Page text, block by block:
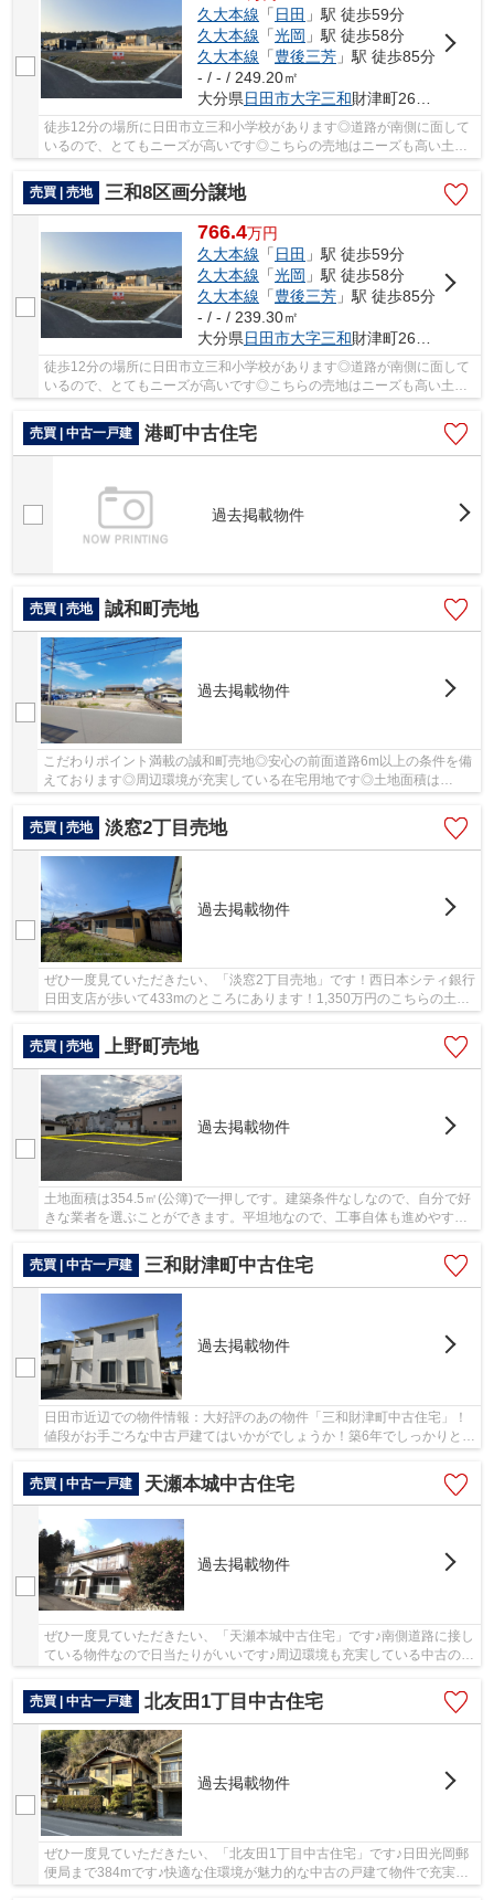
久大本線 「日田 」駅 徒歩59分
久大本線 「光岡 」駅 徒歩58分
久大本線 「豊後三芳 」駅 徒歩85分
- / - / 249.20㎡
大分県日田市大字三和財津町2650-20
徒歩12分の場所に日田市立三和小学校があります◎道路が南側に面して
いるので、とてもニーズが高いです◎こちらの売地はニーズも高い土地
です◎土地面積は230.62㎡(公簿)で一押しです◎初...
売買 | 売地
三和8区画分譲地
766.4万円
久大本線 「 日田 」駅 徒歩59分
久大本線 「光岡 」駅 徒歩58分
久大本線 「豊後三芳 」駅 徒歩85分
- / - / 239.30㎡
大分県日田市大字三和財津町2650-25
徒歩12分の場所に日田市立三和小学校があります◎道路が南側に面して
いるので、とてもニーズが高いです◎こちらの売地はニーズも高い土地
売買 | 中古一戸建
港町中古住宅
過去掲載物件
売買 | 売地 誠和町売地
過去掲載物件
こだわりポイント満載の誠和町売地◎安心の前面道路6m以上の条件を備
えております◎周辺環境が充実している在宅用地です◎土地面積は
売買 | 売地
淡窓2丁目売地
過去掲載物件
ぜひ一度見ていただきたい、「淡窓2丁目売地」です！西日本シティ銀行
日田支店が歩いて433mのところにあります！1,350万円のこちらの土地
売買 | 売地
上野町売地
過去掲載物件
土地面積は354.5㎡(公簿)で一押しです。建築条件なしなので、自分で好
きな業者を選ぶことができます。平坦地なので、工事自体も進めやす
売買 | 中古一戸建
三和財津町中古住宅
過去掲載物件
日田市近辺での物件情報：大好評のあの物件「三和財津町中古住宅」！
値段がお手ごろな中古戸建てはいかがでしょうか！築6年でしっかりとし
た作りが特徴の物件です！不動産の活用法はさ...
売買 | 中古一戸建
天瀬本城中古住宅
過去掲載物件
ぜひ一度見ていただきたい、「天瀬本城中古住宅」です♪南側道路に接し
ている物件なので日当たりがいいです♪周辺環境も充実している中古の戸
売買 | 中古一戸建
北友田1丁目中古住宅
過去掲載物件
ぜひ一度見ていただきたい、「北友田1丁目中古住宅」です♪日田光岡郵
便局まで384mです♪快適な住環境が魅力的な中古の戸建て物件で充実し